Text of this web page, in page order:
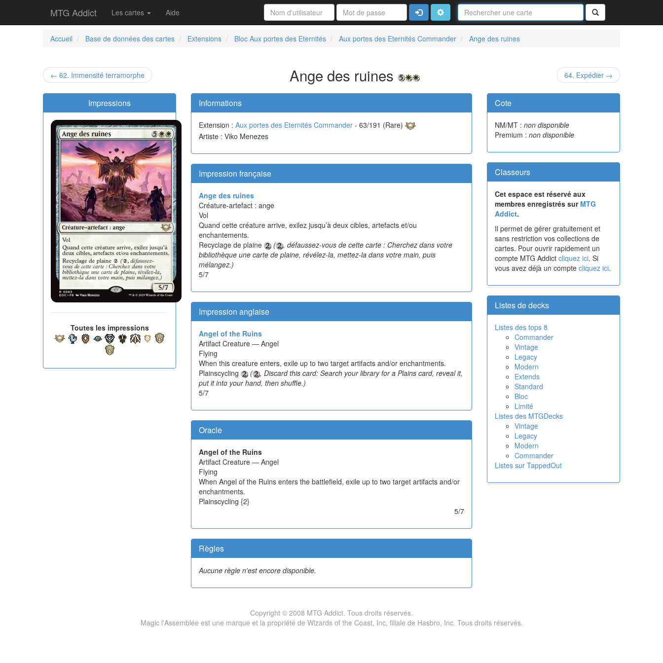
MTG Addict Les cartes Aide
Nom
de
la
carte
Rechercher
ConnexionAvancé
Accueil
Base de données des cartes Extensions Bloc Aux portes des Eternités Aux portes des Eternités Commander Ange des ruines
← 62. Immensité terramorphe Ange des ruines 64. Expédier →
Impressions
Toutes les impressions
Informations
Extension : Aux portes des Eternités Commander - 63/191 (Rare)
Artiste : Viko Menezes
Impression française
Ange des ruines
Créature-artefact : ange
Vol
Quand cette créature arrive, exilez jusqu’à deux cibles, artefacts et/ou
enchantements.
Recyclage de plaine
(
, défaussez-vous de cette carte : Cherchez dans votre
bibliothèque une carte de plaine, révélez-la, mettez-la dans votre main, puis
mélangez.)
5/7
Impression anglaise
Angel of the Ruins
Artifact Creature — Angel
Flying
When this creature enters, exile up to two target artifacts and/or enchantments.
Plainscycling
(
, Discard this card: Search your library for a Plains card, reveal it,
put it into your hand, then shuffle.)
5/7
Oracle
Angel of the Ruins
Artifact Creature — Angel
Flying
When Angel of the Ruins enters the battlefield, exile up to two target artifacts and/or
enchantments.
Plainscycling {2}
5/7
Règles
Aucune règle n'est encore disponible.
Cote
NM/MT : non disponible
Premium : non disponible
Classeurs
Cet espace est réservé aux
membres enregistrés sur MTG
Addict.
Il permet de gérer gratuitement et
sans restriction vos collections de
cartes. Pour ouvrir rapidement un
compte MTG Addict cliquez ici. Si
vous avez déjà un compte cliquez ici.
Listes de decks
Listes des tops 8
Commander
Vintage
Legacy
Modern
Extends
Standard
Bloc
Limité
Listes des MTGDecks
Vintage
Legacy
Modern
Commander
Listes sur TappedOut
Copyright © 2008 MTG Addict. Tous droits réservés.
Magic l'Assemblée est une marque et la propriété de Wizards of the Coast, Inc, filiale de Hasbro, Inc. Tous droits réservés.